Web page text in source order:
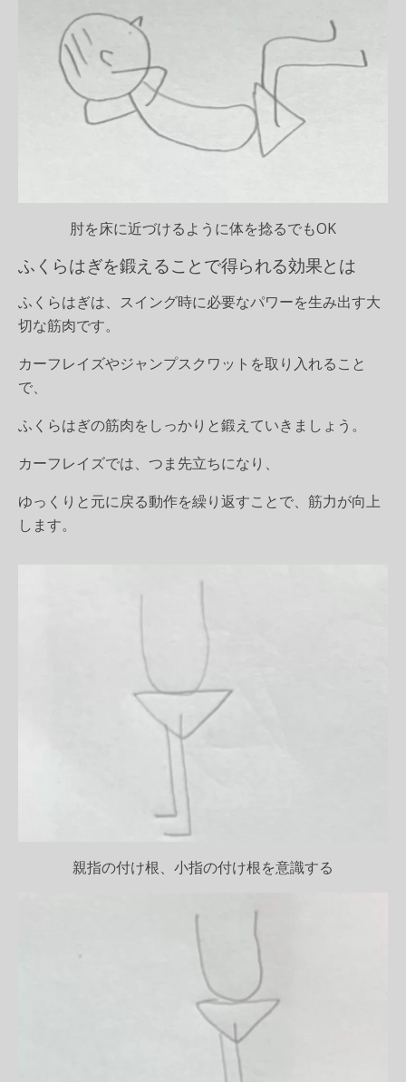
肘を床に近づけるように体を捻るでもOK
ふくらはぎを鍛えることで得られる効果とは
ふくらはぎは、スイング時に必要なパワーを生み出す大
切な筋肉です。
カーフレイズやジャンプスクワットを取り入れること
で、
ふくらはぎの筋肉をしっかりと鍛えていきましょう。
カーフレイズでは、つま先立ちになり、
ゆっくりと元に戻る動作を繰り返すことで、筋力が向上
します。
親指の付け根、小指の付け根を意識する